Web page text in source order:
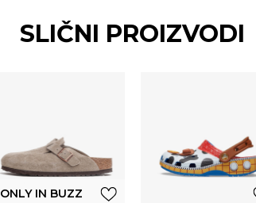
SLIČNI PROIZVODI
ONLY IN BUZZ